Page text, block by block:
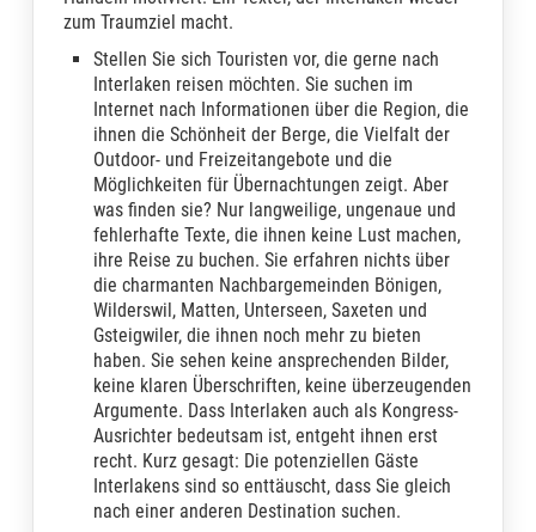
zum Traumziel macht.
Stellen Sie sich Touristen vor, die gerne nach
Interlaken reisen möchten. Sie suchen im
Internet nach Informationen über die Region, die
ihnen die Schönheit der Berge, die Vielfalt der
Outdoor- und Freizeitangebote und die
Möglichkeiten für Übernachtungen zeigt. Aber
was finden sie? Nur langweilige, ungenaue und
fehlerhafte Texte, die ihnen keine Lust machen,
ihre Reise zu buchen. Sie erfahren nichts über
die charmanten Nachbargemeinden Bönigen,
Wilderswil, Matten, Unterseen, Saxeten und
Gsteigwiler, die ihnen noch mehr zu bieten
haben. Sie sehen keine ansprechenden Bilder,
keine klaren Überschriften, keine überzeugenden
Argumente. Dass Interlaken auch als Kongress-
Ausrichter bedeutsam ist, entgeht ihnen erst
recht. Kurz gesagt: Die potenziellen Gäste
Interlakens sind so enttäuscht, dass Sie gleich
nach einer anderen Destination suchen.